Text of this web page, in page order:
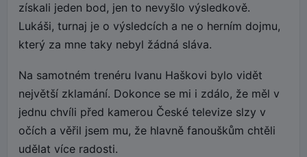
získali jeden bod, jen to nevyšlo výsledkově.
Lukáši, turnaj je o výsledcích a ne o herním dojmu,
který za mne taky nebyl žádná sláva.
Na samotném trenéru Ivanu Haškovi bylo vidět
největší zklamání. Dokonce se mi i zdálo, že měl v
jednu chvíli před kamerou České televize slzy v
očích a věřil jsem mu, že hlavně fanouškům chtěli
udělat více radosti.